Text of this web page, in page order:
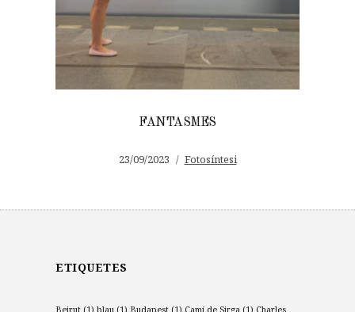
FANTASMES
23/09/2023 Fotosíntesi
ETIQUETES
Beirut (1) blau (1) Budapest (1) Camí de Sirga (1) Charles